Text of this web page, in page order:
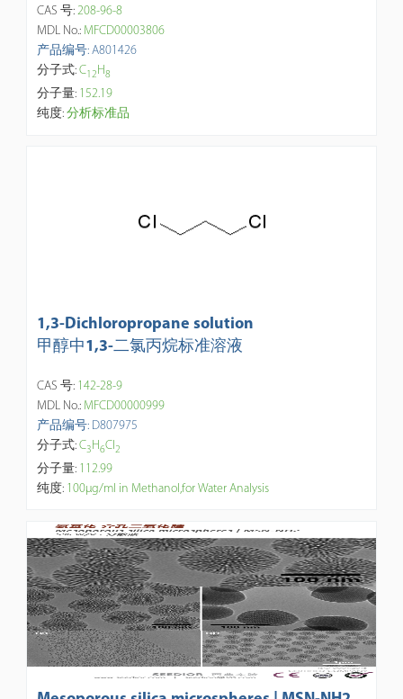
CAS 号:208-96-8
MDL No.: MFCD00003806
产品编号: A801426
分子式:C 12H8
分子量: 152.19
纯度:分析标准品
1,3-Dichloropropane solution
甲醇中1,3-二氯丙烷标准溶液
CAS 号: 142-28-9
MDL No.: MFCD00000999
产品编号: D807975
分子式:C3H6Cl2
分子量: 112.99
纯度: 100μg/ml in Methanol,for Water Analysis